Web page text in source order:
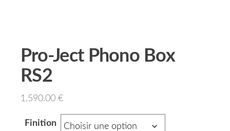
Pro-Ject Phono Box
RS2
1,590.00 €
Finition